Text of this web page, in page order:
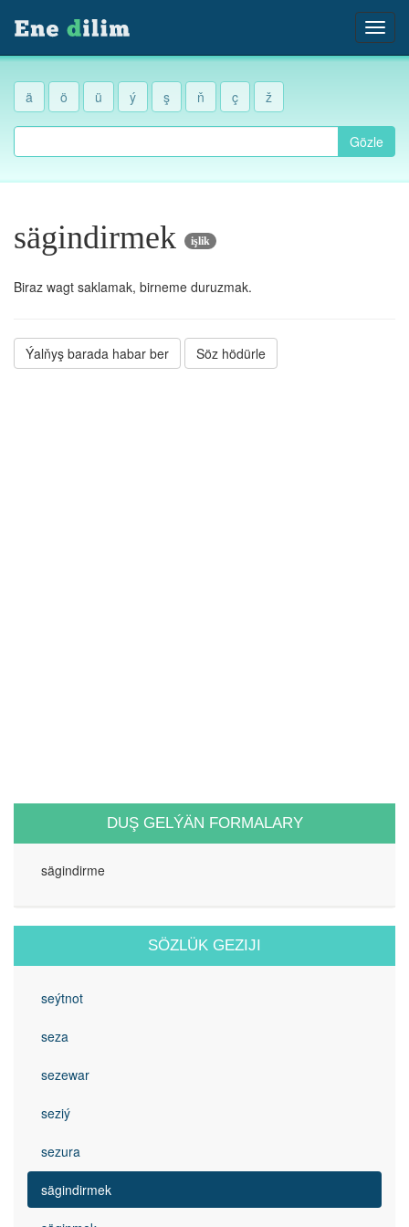
ä ö ü ý ş ň ç ž
Gözle
sägindirmek işlik
Biraz wagt saklamak, birneme duruzmak.
Ýalňyş barada habar ber Söz hödürle
DUŞ GELÝÄN FORMALARY
sägindirme
SÖZLÜK GEZIJI
seýtnot
seza
sezewar
seziý
sezura
sägindirmek